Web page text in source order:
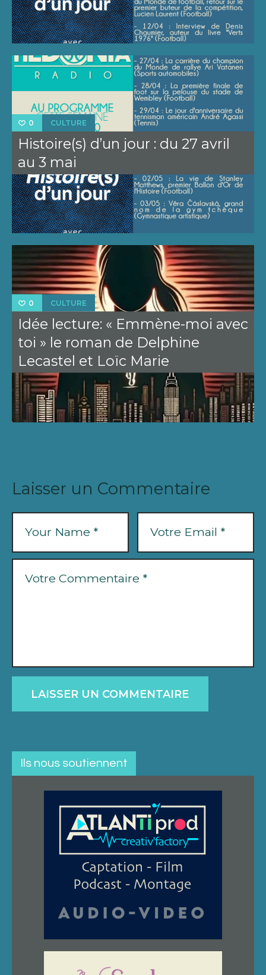
0 CULTURE
Histoire(s) d’un jour : du 27 avril
au 3 mai
0 CULTURE
Idée lecture: « Emmène-moi avec
toi » le roman de Delphine
Lecastel et Loïc Marie
Laisser un Commentaire
Ils nous soutiennent